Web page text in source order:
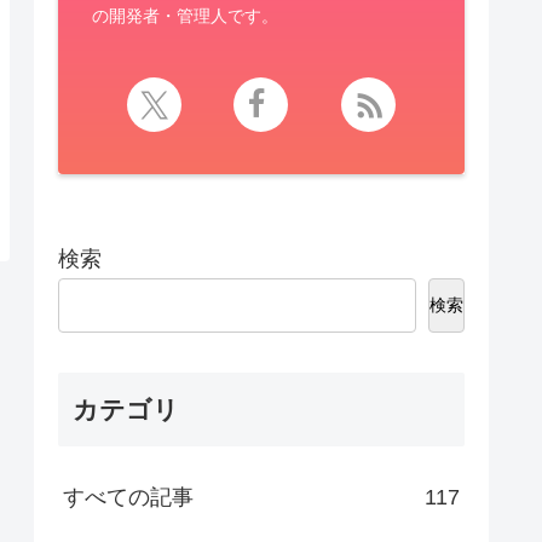
の開発者・管理人です。
検索
検索
カテゴリ
すべての記事 117